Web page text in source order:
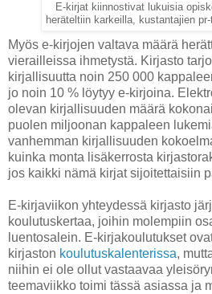
E-kirjat kiinnostivat lukuisia
heräteltiin karkeilla, kustantajien
Myös e-kirjojen valtava määrä
vierailleissa ihmetystä. Kirjasto
kirjallisuutta noin 250 000
jo noin 10 % löytyy e-kirjoina.
olevan kirjallisuuden määrä
puolen miljoonan kappaleen
vanhemman kirjallisuuden
kuinka monta lisäkerrosta
jos kaikki nämä kirjat sijoitettaisiin
E-kirjaviikon yhteydessä kirjasto
koulutuskertaa, joihin molempiin
luentosalein. E-kirjakoulutukset
kirjaston koulutuskalenterissa,
niihin ei ole ollut vastaavaa
teemaviikko toimi tässä asiassa ja